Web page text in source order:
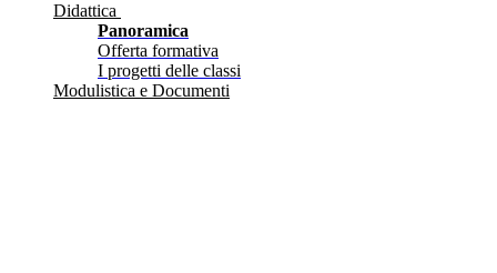
Didattica
Panoramica
Offerta formativa
I progetti delle classi
Modulistica e Documenti